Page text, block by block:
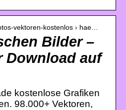
vektoren-kostenlos › hae…
Bilder –
Download auf
kostenlose Grafiken
98.000+ Vektoren,